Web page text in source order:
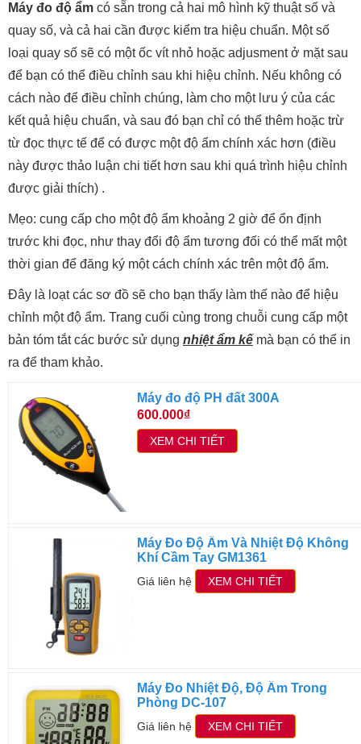
Máy đo độ ẩm có sẵn trong cả hai mô hình kỹ thuật số và
quay số, và cả hai cần được kiểm tra hiệu chuẩn. Một số
loại quay số sẽ có một ốc vít nhỏ hoặc adjusment ở mặt sau
để bạn có thể điều chỉnh sau khi hiệu chỉnh. Nếu không có
cách nào để điều chỉnh chúng, làm cho một lưu ý của các
kết quả hiệu chuẩn, và sau đó bạn chỉ có thể thêm hoặc trừ
từ đọc thực tế để có được một độ ẩm chính xác hơn (điều
này được thảo luận chi tiết hơn sau khi quá trình hiệu chỉnh
được giải thích) .
Mẹo: cung cấp cho một độ ẩm khoảng 2 giờ để ổn định
trước khi đọc, như thay đổi độ ẩm tương đối có thể mất một
thời gian để đăng ký một cách chính xác trên một độ ẩm.
Đây là loạt các sơ đồ sẽ cho bạn thấy làm thế nào để hiệu
chỉnh một độ ẩm. Trang cuối cùng trong chuỗi cung cấp một
bản tóm tắt các bước sử dụng nhiệt ẩm kế mà bạn có thể in
ra để tham khảo.
Máy đo độ PH đất 300A
600.000₫
XEM CHI TIẾT
Máy Đo Độ Ẩm Và Nhiệt Độ Không
Khí Cầm Tay GM1361
Giá liên hệ XEM CHI TIẾT
Máy Đo Nhiệt Độ, Độ Ẩm Trong
Phòng DC-107
Giá liên hệ XEM CHI TIẾT